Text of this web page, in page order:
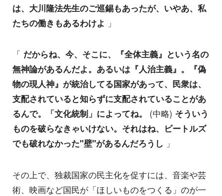
は、大川隆法先生のご巡錫もあったが、いやあ、私
たちの働きもあるわけよ 」
「 だからね、今、そこに、『全体主義』という名の
無神論があるんだよ。あるいは『人治主義』。『偽
物の現人神』が統治してる国家があって、民衆は、
支配されていると知らずに支配されていることがあ
るんで。「文化統制」によってね。
(中略) そういう
ものを破らなきゃいけない。それはね、ビートルズ
でも破れなかった"壁"があるんだろうし 」
その上で、独裁国家の民主化を促すには、音楽や芸
術、映画など国民が「ほしいものをつくる」のが一